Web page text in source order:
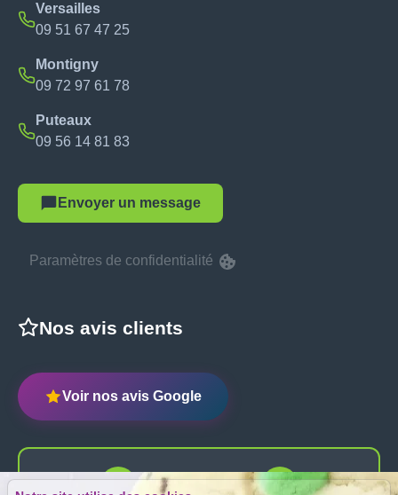
Versailles
09 51 67 47 25
Montigny
09 72 97 61 78
Puteaux
09 56 14 81 83
Envoyer un message
Paramètres de confidentialité
Nos avis clients
Voir nos avis Google